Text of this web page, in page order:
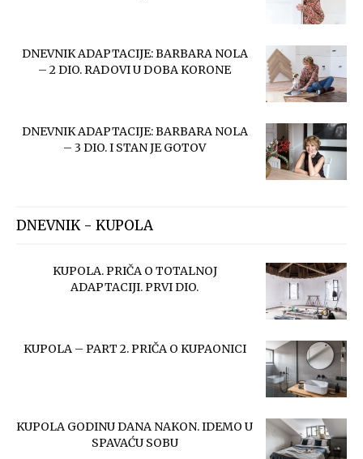
DNEVNIK ADAPTACIJE: BARBARA NOLA
– 2 DIO. RADOVI U DOBA KORONE
DNEVNIK ADAPTACIJE: BARBARA NOLA
– 3 DIO. I STAN JE GOTOV
DNEVNIK - KUPOLA
KUPOLA. PRIČA O TOTALNOJ
ADAPTACIJI. PRVI DIO.
KUPOLA – PART 2. PRIČA O KUPAONICI
KUPOLA GODINU DANA NAKON. IDEMO U
SPAVAĆU SOBU